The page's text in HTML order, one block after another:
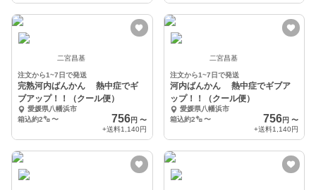
二宮昌基
注文から1~7日で発送
完熟河内ばんかん 熱中症でギ
ブアップ！！（クール便）
愛媛県八幡浜市
箱込約2㌔〜 756円 〜
+送料1,140円
二宮昌基
注文から1~7日で発送
河内ばんかん 熱中症でギブア
ップ！！（クール便）
愛媛県八幡浜市
箱込約2㌔ 〜 756円 〜
+送料1,140円